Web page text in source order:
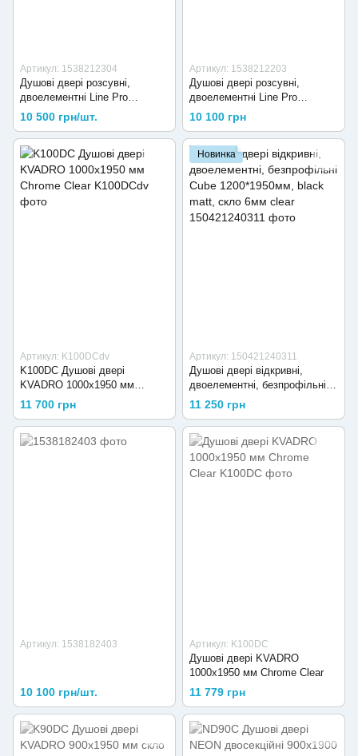
Артикул: 1538212304
Душові двері розсувні,
двоелементні Line Pro
1200мм, хром, скло 6мм grape
10 500 грн/шт.
Артикул: 1538212203
Душові двері розсувні,
двоелементні Line Pro
1200мм, хром, скло 6мм
10 100 грн
Артикул: K100DCdv
K100DC Душові двері
KVADRO 1000х1950 мм
Chrome Clear
11 700 грн
Новинка
Артикул: 150421240311
Душові двері відкривні,
двоелементні, безпрофільні
Cube 1200*1950мм, black matt,
скло 6мм clear
11 250 грн
Артикул: 1538182403
10 100 грн/шт.
Артикул: K100DC
Душові двері KVADRO
1000х1950 мм Chrome Clear
11 779 грн